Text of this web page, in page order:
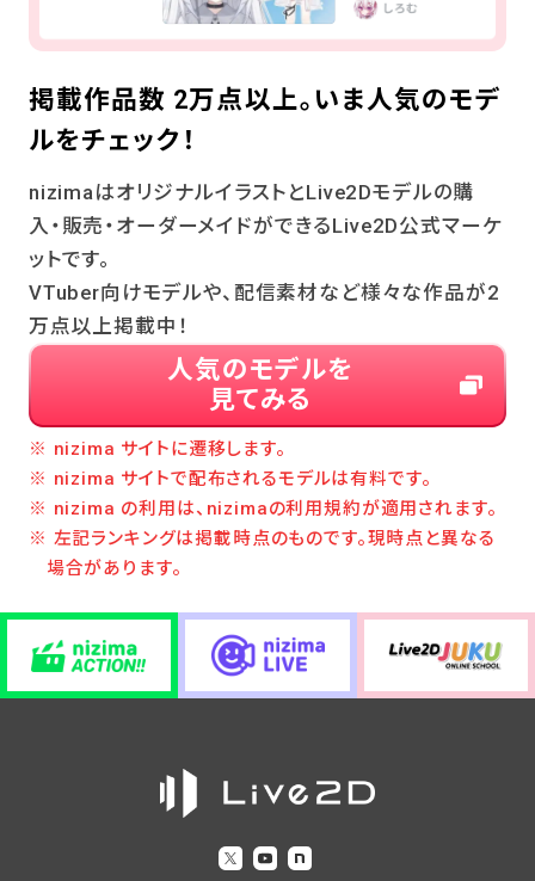
掲載作品数 2万点以上。 いま人気のモデ
ルをチェック！
nizimaはオリジナルイラストとLive2Dモデルの購
入・販売・オーダーメイドができるLive2D公式マーケ
ットです。
VTuber向けモデルや、配信素材など様々な作品が2
万点以上掲載中！
人気のモデルを
見てみる
※ nizima サイトに遷移します。
※ nizima サイトで配布されるモデルは有料です。
※ nizima の利用は、nizimaの利用規約が適用されます。
※ 左記ランキングは掲載時点のものです。現時点と異なる
場合があります。